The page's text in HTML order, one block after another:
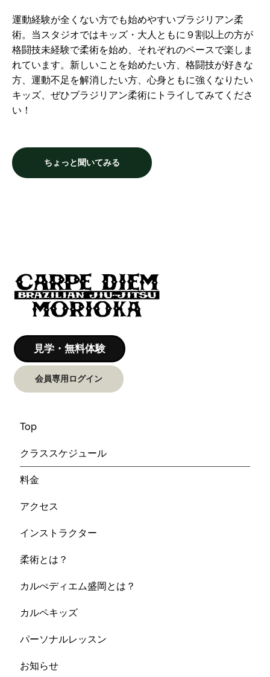
運動経験が全くない方でも始めやすいブラジリアン柔
術。当スタジオではキッズ・大人ともに９割以上の方が
格闘技未経験で柔術を始め、それぞれのペースで楽しま
れています。新しいことを始めたい方、格闘技が好きな
方、運動不足を解消したい方、心身ともに強くなりたい
キッズ、ぜひブラジリアン柔術にトライしてみてくださ
い！
ちょっと聞いてみる
見学・無料体験
会員専用ログイン
Top
クラススケジュール
料金
アクセス
インストラクター
柔術とは？
カルぺディエム盛岡とは？
カルペキッズ
パーソナルレッスン
お知らせ